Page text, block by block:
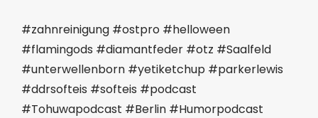
#zahnreinigung #ostpro #helloween
#flamingods #diamantfeder #otz #Saalfeld
#unterwellenborn #yetiketchup #parkerlewis
#ddrsofteis #softeis #podcast
#Tohuwapodcast #Berlin #Humorpodcast